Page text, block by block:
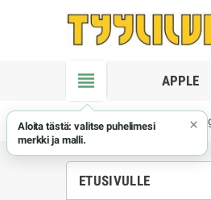
view_headline APPLE
chevron_right Samsung chevron_right
ETUSIVULLE
Aloita tästä: valitse puhelimesi
merkki ja malli.
×